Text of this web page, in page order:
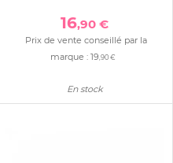
16,90 €
Prix de vente conseillé par la
marque :19 ,90 €
En stock